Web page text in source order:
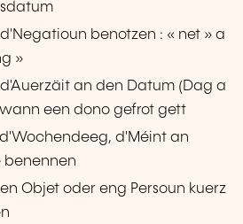
d'Negatioun benotzen : « net » a
»
d'Auerzäit an den Datum (Dag a
een dono gefrot gett
d'Wochendeeg, d'Méint an
benennen
Objet oder eng Persoun kuerz